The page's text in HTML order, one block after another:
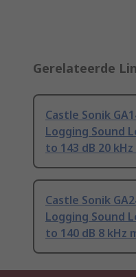
Gerelateerde
Castle Sonik
Logging Sound
to 143 dB 20
Castle Sonik
Logging Sound
to 140 dB 8 kHz